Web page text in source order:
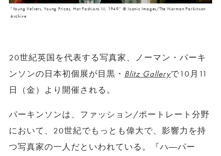
“Young Velvets, Young Prices, Hat Fashions III, 1949” © Iconic Images/The Norman Parkinson
Archive
20世紀英国を代表する写真家、ノーマン・パーキ
ンソンの日本初個展が目黒・ Blitz Galleryで10月11
日（金）より開催される。
パーキンソンは、ファッション/ポートレート分野
において、20世紀でもっとも偉大で、影響力を持
つ写真家の一人だといわれている。『ハ―パー